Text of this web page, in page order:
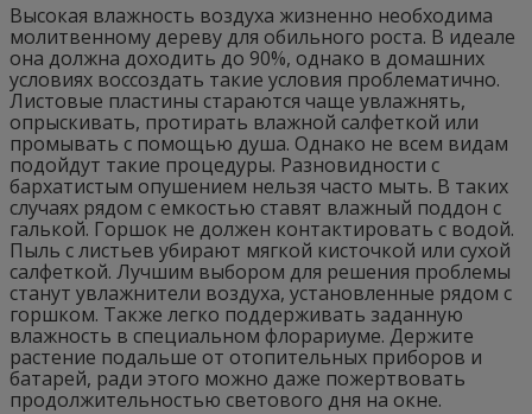
Высокая влажность воздуха жизненно необходима
молитвенному дереву для обильного роста. В идеале
она должна доходить до 90%, однако в домашних
условиях воссоздать такие условия проблематично.
Листовые пластины стараются чаще увлажнять,
опрыскивать, протирать влажной салфеткой или
промывать с помощью душа. Однако не всем видам
подойдут такие процедуры. Разновидности с
бархатистым опушением нельзя часто мыть. В таких
случаях рядом с емкостью ставят влажный поддон с
галькой. Горшок не должен контактировать с водой.
Пыль с листьев убирают мягкой кисточкой или сухой
салфеткой. Лучшим выбором для решения проблемы
станут увлажнители воздуха, установленные рядом с
горшком. Также легко поддерживать заданную
влажность в специальном флорариуме. Держите
растение подальше от отопительных приборов и
батарей, ради этого можно даже пожертвовать
продолжительностью светового дня на окне.